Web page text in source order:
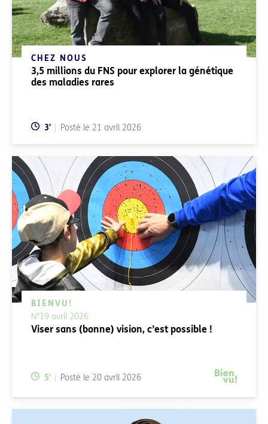
CHEZ NOUS
3,5 millions du FNS pour explorer la génétique
des maladies rares
Temps de lecture:
3' Posté le 21 avril 2026
BIENVU!
N°19 avril 2026
Viser sans (bonne) vision, c’est possible !
Temps de lecture:
5' Posté le 20 avril 2026